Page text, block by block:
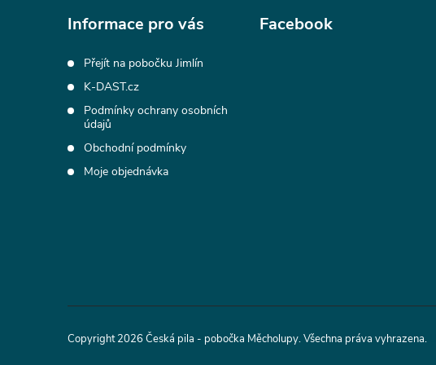
Informace pro vás
Přejít na pobočku Jimlín
K-DAST.cz
Podmínky ochrany osobních
údajů
Obchodní podmínky
Moje objednávka
Facebook
Copyright 2026 Česká pila - pobočka Měcholupy. Všechna práva vyhrazena.